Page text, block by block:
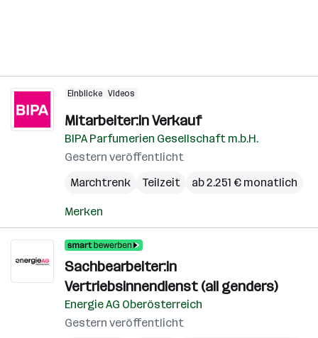
Einblicke Videos
Mitarbeiter:in Verkauf
BIPA Parfumerien Gesellschaft m.b.H.
Gestern veröffentlicht
Marchtrenk
Teilzeit ab 2.251 € monatlich
Merken
Sachbearbeiter:in
Vertriebsinnendienst (all genders)
Energie AG Oberösterreich
Gestern veröffentlicht